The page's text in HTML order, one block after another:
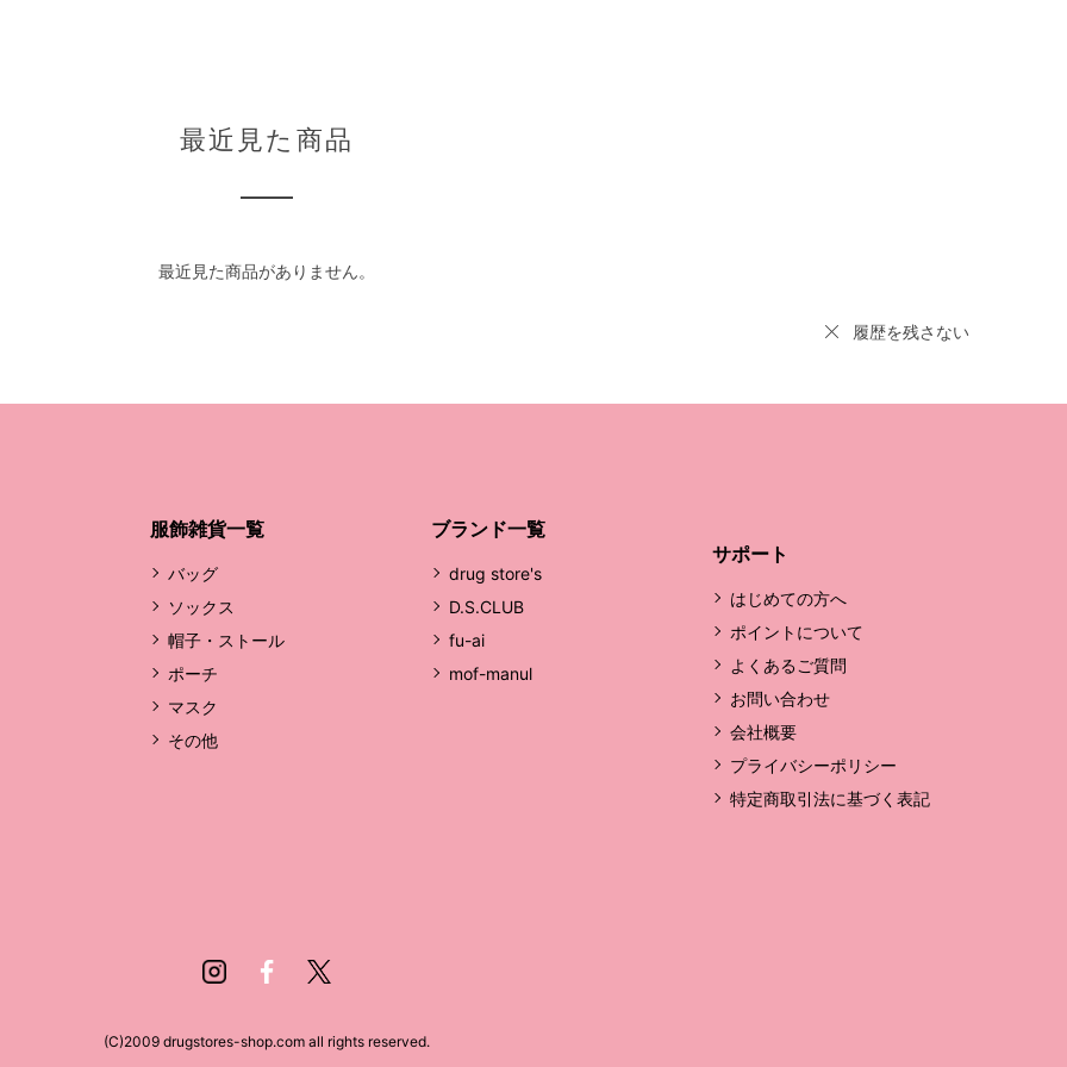
最近見た商品
最近見た商品がありません。
履歴を残さない
服飾雑貨一覧
バッグ
ソックス
帽子・ストール
ポーチ
マスク
その他
ブランド一覧
drug store's
D.S.CLUB
fu-ai
mof-manul
サポート
はじめての方へ
ポイントについて
よくあるご質問
お問い合わせ
会社概要
プライバシーポリシー
特定商取引法に基づく表記
InstagramFacebook
(C)2009 drugstores-shop.com all rights reserved.